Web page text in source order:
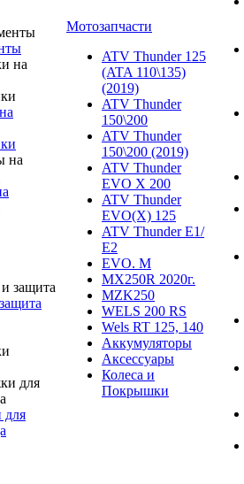
Мотозапчасти
ATV Thunder 125
(ATA 110\135)
(2019)
ATV Thunder
150\200
ATV Thunder
150\200 (2019)
ATV Thunder
EVO X 200
ATV Thunder
EVO(X) 125
ATV Thunder Е1/
Е2
EVO. M
MX250R 2020г.
MZK250
WELS 200 RS
Wels RT 125, 140
Аккумуляторы
Аксессуары
Колеса и
Покрышки